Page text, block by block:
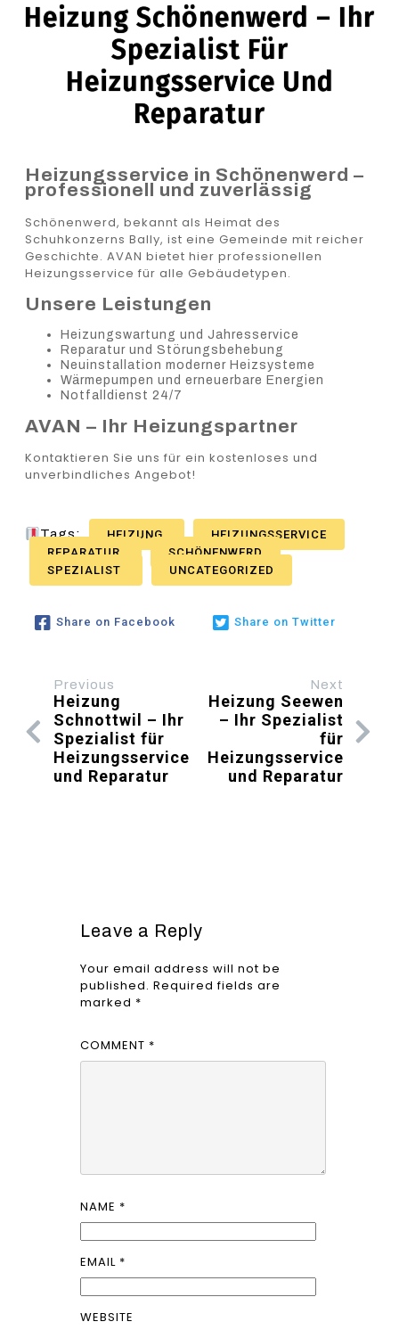
Heizung Schönenwerd – Ihr
Spezialist Für
Heizungsservice Und
Reparatur
Heizungsservice in Schönenwerd –
professionell und zuverlässig
Schönenwerd, bekannt als Heimat des
Schuhkonzerns Bally, ist eine Gemeinde mit reicher
Geschichte. AVAN bietet hier professionellen
Heizungsservice für alle Gebäudetypen.
Unsere Leistungen
Heizungswartung und Jahresservice
Reparatur und Störungsbehebung
Neuinstallation moderner Heizsysteme
Wärmepumpen und erneuerbare Energien
Notfalldienst 24/7
AVAN – Ihr Heizungspartner
Kontaktieren Sie uns für ein kostenloses und
unverbindliches Angebot!
Tags: HEIZUNG
HEIZUNGSSERVICE
REPARATUR
SCHÖNENWERD
SPEZIALIST
UNCATEGORIZED
Share on Facebook Share on Twitter
Previous
Heizung
Schnottwil – Ihr
Spezialist für
Heizungsservice
und Reparatur
Next
Heizung Seewen
– Ihr Spezialist
für
Heizungsservice
und Reparatur
Leave a Reply
Your email address will not be
published. Required fields are
marked *
COMMENT *
NAME *
EMAIL *
WEBSITE